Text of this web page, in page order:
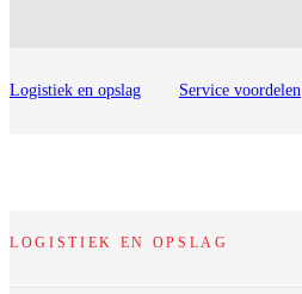
Logistiek en opslag Service voordelen
LOGISTIEK EN OPSLAG